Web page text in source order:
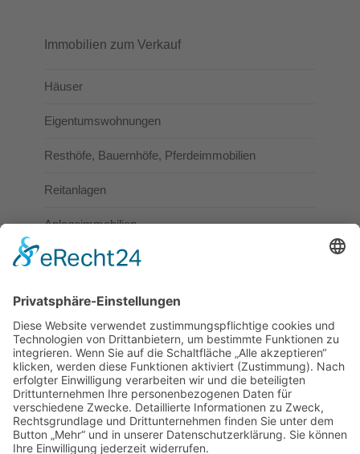
Immobilien zum Verkauf
Häuser
Eigentumswohnungen
Resthöfe, Bauernhöfe, Pferdeimmobilien
Reitanlagen
Anlageimmobilien
Gewerbeimmobilien
Immobilien zur Vermietung
Häuser und Wohnungen
Reitanlagen